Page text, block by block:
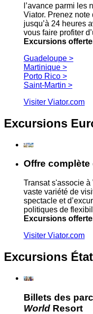
l’avance parmi les
Viator. Prenez
jusqu’à 24 heures
vous faire profiter
Excursions
Guadeloupe >
Martinique >
Porto Rico >
Saint-Martin >
Visiter Viator.com
Excursions
Offre complète
Transat s'associe à
vaste variété de
spectacle et
politiques de
Excursions
Visiter Viator.com
Excursions
Billets des
World Resort